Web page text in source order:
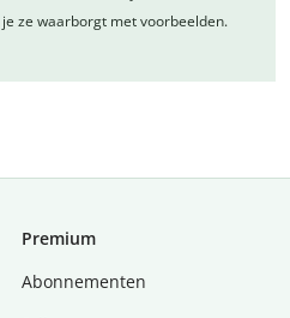
ze waarborgt met voorbeelden.
Premium
Abonnementen